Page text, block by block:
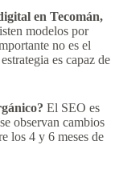
en Tecomán,
modelos por
no es el
es capaz de
El SEO es
observan cambios
los 4 y 6 meses de